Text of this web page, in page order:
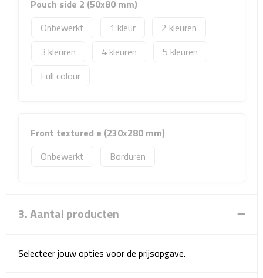
Bagageriemen
Paspoorthouders
Auto luchtverfrissers
Pouch side 2 (50x80 mm)
Onbewerkt
1
2
3
4
5
Full colour
Front textured e (230x280 mm)
Onbewerkt
Borduren
3. Aantal producten
Selecteer jouw opties voor de prijsopgave.